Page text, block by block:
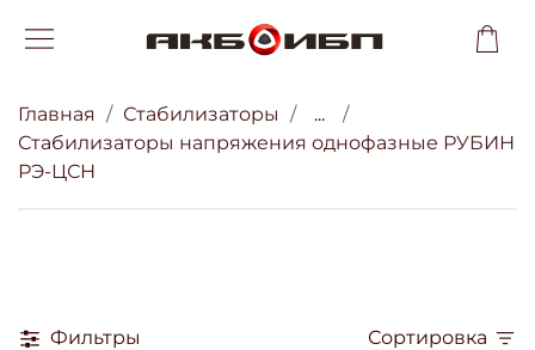
Главная Стабилизаторы
...
Стабилизаторы напряжения однофазные РУБИН
РЭ-ЦСН
Фильтры Сортировка